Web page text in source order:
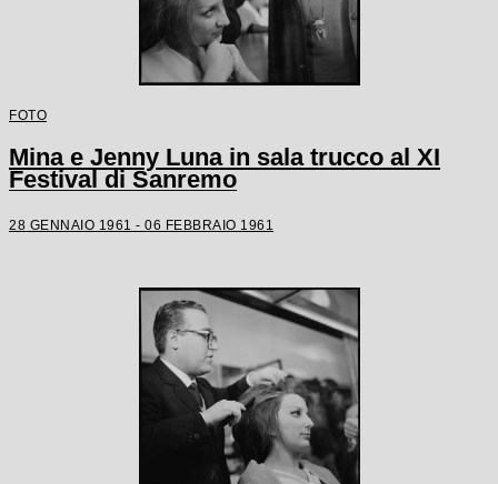
FOTO
Mina e Jenny Luna in sala trucco al XI
Festival di Sanremo
28 GENNAIO 1961 - 06 FEBBRAIO 1961